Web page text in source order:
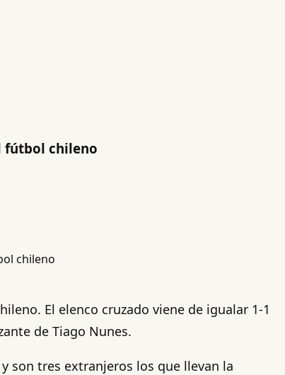
fútbol chileno
El elenco cruzado viene de igualar 1-1
de Tiago Nunes.
son tres extranjeros los que llevan la